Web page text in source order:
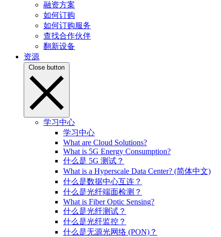
融资方案
如何订购
如何订购服务
查找合作伙伴
翻新设备
资源
Close button
学习中心
学习中心
What are Cloud Solutions?
What is 5G Energy Consumption?
什么是 5G 测试？
What is a Hyperscale Data Center? (简体中文)
什么是数据中心互连？
什么是光纤端面检测？
What is Fiber Optic Sensing?
什么是光纤测试？
什么是光纤监控？
什么是无源光网络 (PON)？